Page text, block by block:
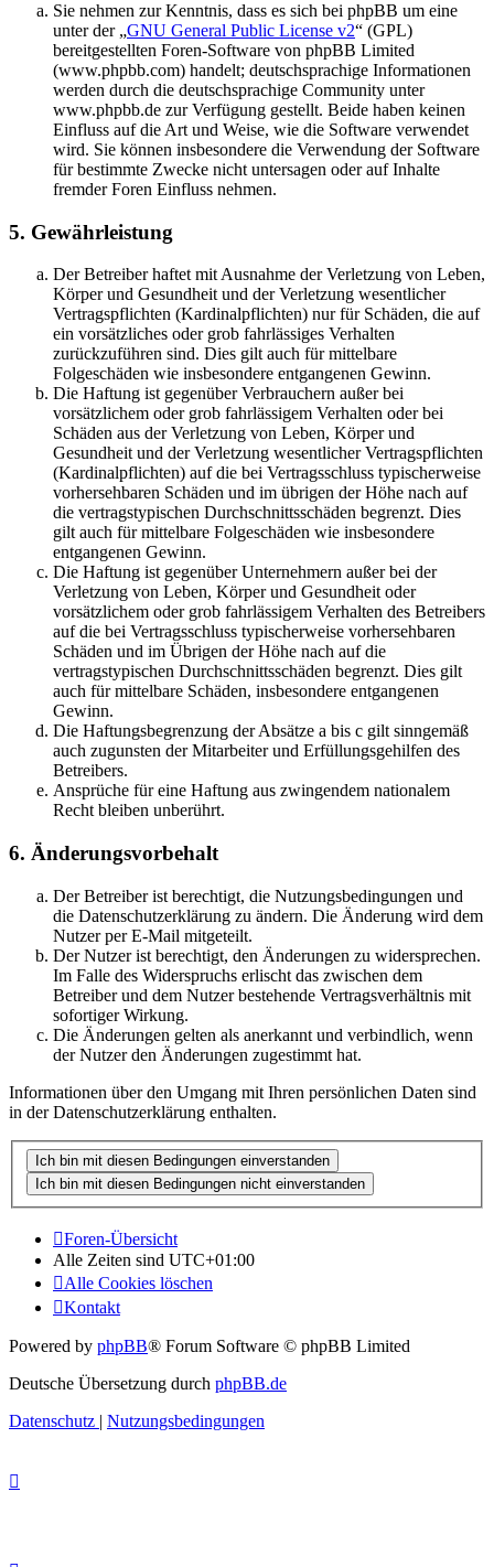
Sie nehmen zur Kenntnis, dass es sich bei phpBB um eine
unter der „GNU General Public License v2“ (GPL)
bereitgestellten Foren-Software von phpBB Limited
(www.phpbb.com) handelt; deutschsprachige Informationen
werden durch die deutschsprachige Community unter
www.phpbb.de zur Verfügung gestellt. Beide haben keinen
Einfluss auf die Art und Weise, wie die Software verwendet
wird. Sie können insbesondere die Verwendung der Software
für bestimmte Zwecke nicht untersagen oder auf Inhalte
fremder Foren Einfluss nehmen.
5. Gewährleistung
Der Betreiber haftet mit Ausnahme der Verletzung von Leben,
Körper und Gesundheit und der Verletzung wesentlicher
Vertragspflichten (Kardinalpflichten) nur für Schäden, die auf
ein vorsätzliches oder grob fahrlässiges Verhalten
zurückzuführen sind. Dies gilt auch für mittelbare
Folgeschäden wie insbesondere entgangenen Gewinn.
Die Haftung ist gegenüber Verbrauchern außer bei
vorsätzlichem oder grob fahrlässigem Verhalten oder bei
Schäden aus der Verletzung von Leben, Körper und
Gesundheit und der Verletzung wesentlicher Vertragspflichten
(Kardinalpflichten) auf die bei Vertragsschluss typischerweise
vorhersehbaren Schäden und im übrigen der Höhe nach auf
die vertragstypischen Durchschnittsschäden begrenzt. Dies
gilt auch für mittelbare Folgeschäden wie insbesondere
entgangenen Gewinn.
Die Haftung ist gegenüber Unternehmern außer bei der
Verletzung von Leben, Körper und Gesundheit oder
vorsätzlichem oder grob fahrlässigem Verhalten des Betreibers
auf die bei Vertragsschluss typischerweise vorhersehbaren
Schäden und im Übrigen der Höhe nach auf die
vertragstypischen Durchschnittsschäden begrenzt. Dies gilt
auch für mittelbare Schäden, insbesondere entgangenen
Gewinn.
Die Haftungsbegrenzung der Absätze a bis c gilt sinngemäß
auch zugunsten der Mitarbeiter und Erfüllungsgehilfen des
Betreibers.
Ansprüche für eine Haftung aus zwingendem nationalem
Recht bleiben unberührt.
6. Änderungsvorbehalt
Der Betreiber ist berechtigt, die Nutzungsbedingungen und
die Datenschutzerklärung zu ändern. Die Änderung wird dem
Nutzer per E-Mail mitgeteilt.
Der Nutzer ist berechtigt, den Änderungen zu widersprechen.
Im Falle des Widerspruchs erlischt das zwischen dem
Betreiber und dem Nutzer bestehende Vertragsverhältnis mit
sofortiger Wirkung.
Die Änderungen gelten als anerkannt und verbindlich, wenn
der Nutzer den Änderungen zugestimmt hat.
Informationen über den Umgang mit Ihren persönlichen Daten sind
in der Datenschutzerklärung enthalten.
Foren-Übersicht
Alle Zeiten sind UTC+01:00
Alle Cookies löschen
Kontakt
Powered by phpBB® Forum Software © phpBB Limited
Deutsche Übersetzung durch phpBB.de
Datenschutz | Nutzungsbedingungen